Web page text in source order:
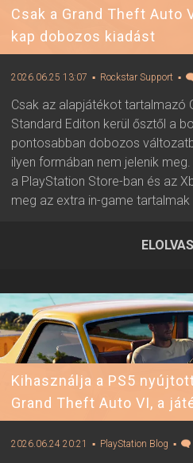
Csak a Grand Theft Auto
kap dobozos kiadást
2026.06.25 13:07 ▪ Rockstar Support
Csak az alapjátékot tartalmazó
Standard Editon kerül ősztől a
pontosabban dobozos
ilyen formában nem jelenik
a PlayStation Store-ban és az
meg az extra in-game
2026.06.25 13:07 ▪ Forrás:
Kihasználja a PS5
Grand Theft Auto VI, a
2026.06.24 20:21 ▪ PlayStation Blog ▪